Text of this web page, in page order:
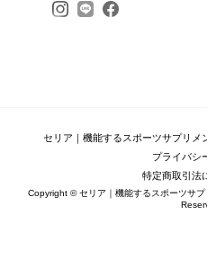
セリア｜機能するスポーツサプリ
プライバシ
特定商取引法
Copyright © セリア｜機能するスポーツサ